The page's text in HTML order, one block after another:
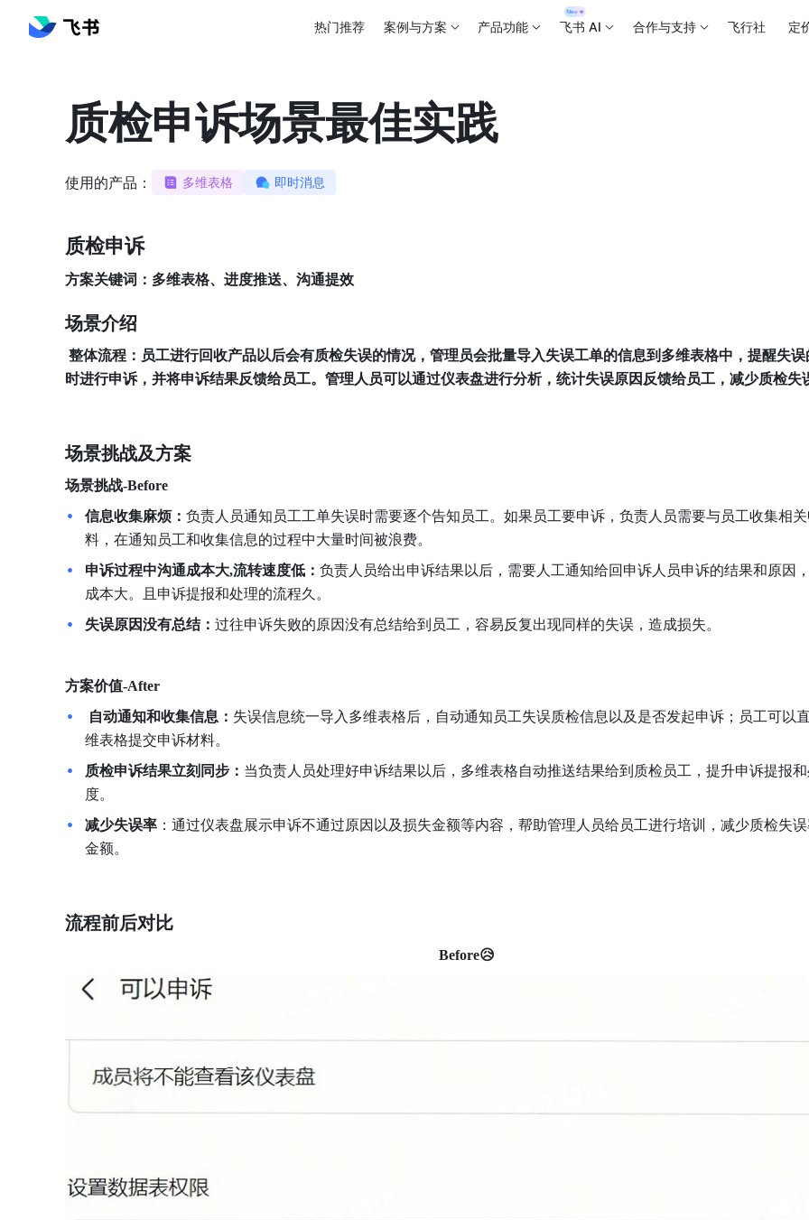
热门推荐 案例与方案 产品功能 飞书 AI 合作与支持 飞行社 定
质检申诉场景最佳实践
使用的产品： 多维表格 即时消息
质检申诉
方案关键词：多维表格、进度推送、沟通提效
场景介绍
时进行申诉，并将申诉结果反馈给员工。管理人员可以通过仪表盘进行分析，统计失误原因反馈给员工，减少质检失
场景挑战及方案
场景挑战-Before
信息收集麻烦： 负责人员通知员工工单失误时需要逐个告知员工。如果员工要申诉，负责人员需要与员工收集相
料，在通知员工和收集信息的过程中大量时间被浪费。
申诉过程中沟通成本大,流转速度低： 负责人员给出申诉结果以后，需要人工通知给回申诉人员申诉的结果和原因
成本大。且申诉提报和处理的流程久。
失误原因没有总结： 过往申诉失败的原因没有总结给到员工，容易反复出现同样的失误，造成损失。
方案价值-After
自动通知和收集信息： 失误信息统一导入多维表格后，自动通知员工失误质检信息以及是否发起申诉；员工可以
维表格提交申诉材料。
质检申诉结果立刻同步： 当负责人员处理好申诉结果以后，多维表格自动推送结果给到质检员工，提升申诉提报
度。
减少失误率 ：通过仪表盘展示申诉不通过原因以及损失金额等内容，帮助管理人员给员工进行培训，减少质检失
金额。
流程前后对比
Before😥